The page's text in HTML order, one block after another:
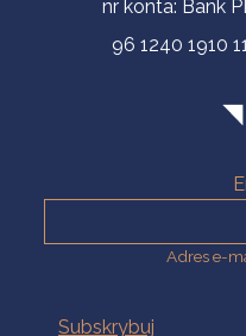
nr konta: Bank
96 1240 1910
Adres e-